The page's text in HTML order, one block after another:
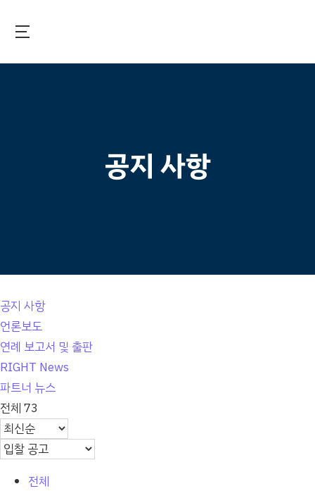
국제보건기술연구기금
공지 사항
공지 사항
언론보도
연례 보고서 및 출판
RIGHT News
파트너 뉴스
전체 73
전체